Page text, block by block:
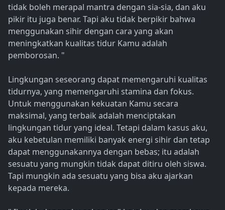
tidak boleh merapal mantra dengan sia-sia, dan aku
pikir itu juga benar. Tapi aku tidak berpikir bahwa
menggunakan sihir dengan cara yang akan
meningkatkan kualitas tidur Kamu adalah
pemborosan. "
Lingkungan seseorang dapat memengaruhi kualitas
tidurnya, yang memengaruhi stamina dan fokus.
Untuk menggunakan kekuatan Kamu secara
maksimal, yang terbaik adalah menciptakan
lingkungan tidur yang ideal. Tetapi dalam kasus aku,
aku kebetulan memiliki banyak energi sihir dan tetap
dapat menggunakannya dengan bebas; itu adalah
sesuatu yang mungkin tidak dapat ditiru oleh siswa.
Tapi mungkin ada sesuatu yang bisa aku ajarkan
kepada mereka.